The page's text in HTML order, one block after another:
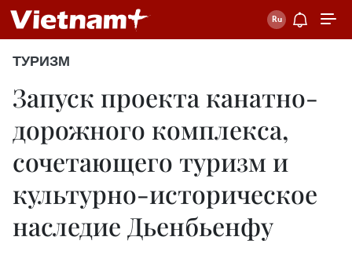
ТУРИЗМ
Запуск проекта канатно-
дорожного комплекса,
сочетающего туризм и
культурно-историческое
наследие Дьенбьенфу